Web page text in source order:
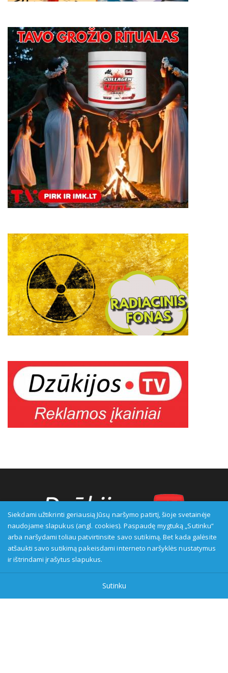
Transliuotojas: VšĮ Alytaus regioninė televizija, įmonės kodas:
149916583, adresas: Kranto g. 33, LT-62147 Alytus, priežiūros
www.etikoskomisija.lt. Informacija apie galimus pažeidimus gali
būti teikiama Lietuvos radijo ir televizijos komisijai (www.rtk.lt)
Siekdami užtikrinti geriausią Jūsų naršymo patirtį, šioje svetainėje
naudojame slapukus (angl. cookies). Paspaudę mygtuką „Sutinku“
arba naršydami toliau patvirtinsite savo sutikimą. Bet kada galėsite
atšaukti savo sutikimą pakeisdami interneto naršyklės nustatymus
ir ištrindami įrašytus slapukus.
Sutinku